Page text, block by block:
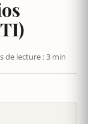
de lecture : 3 min